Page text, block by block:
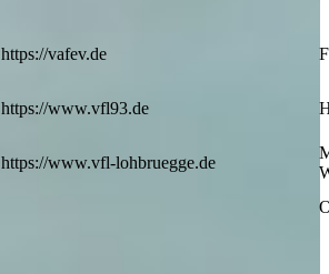
https://vafev.de
https://www.vfl93.de
https://www.vfl-lohbruegge.de